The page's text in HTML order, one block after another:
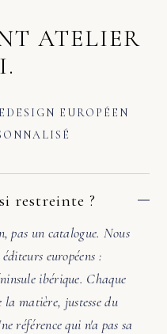
ATELIER
DESIGN EUROPÉEN
restreinte ?
pas un catalogue. Nous
européens :
ibérique. Chaque
la matière, justesse du
référence qui n'a pas sa